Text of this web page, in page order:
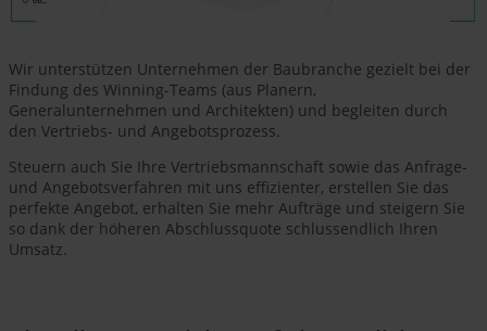
Wir unterstützen Unternehmen der Baubranche gezielt bei der
Findung des Winning-Teams (aus Planern,
Generalunternehmen und Architekten) und begleiten durch
den Vertriebs- und Angebotsprozess.
Steuern auch Sie Ihre Vertriebsmannschaft sowie das Anfrage-
und Angebotsverfahren mit uns effizienter, erstellen Sie das
perfekte Angebot, erhalten Sie mehr Aufträge und steigern Sie
so dank der höheren Abschlussquote schlussendlich Ihren
Umsatz.